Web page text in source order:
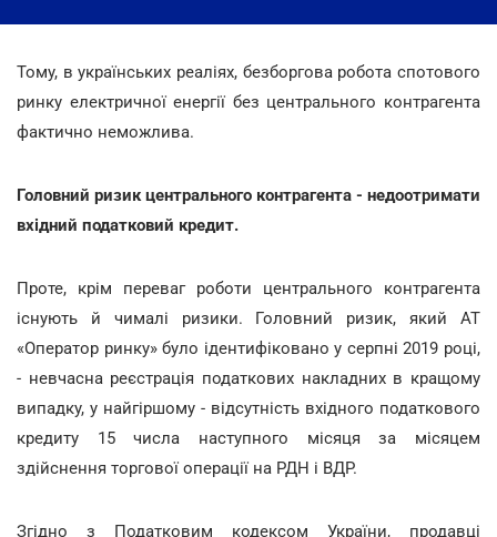
Тому, в українських реаліях, безборгова робота спотового
ринку електричної енергії без центрального контрагента
фактично неможлива.
Головний ризик центрального контрагента - недоотримати
вхідний податковий кредит.
Проте, крім переваг роботи центрального контрагента
існують й чималі ризики. Головний ризик, який АТ
«Оператор ринку» було ідентифіковано у серпні 2019 році,
- невчасна реєстрація податкових накладних в кращому
випадку, у найгіршому - відсутність вхідного податкового
кредиту 15 числа наступного місяця за місяцем
здійснення торгової операції на РДН і ВДР.
Згідно з Податковим кодексом України, продавці